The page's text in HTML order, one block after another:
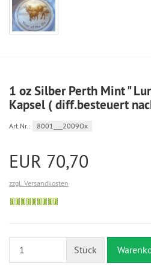
1 oz Silber Perth Mint "
Kapsel ( diff.besteuert
Art.Nr.: 8001___2009Ox
EUR 70,70
zzgl. Versandkosten
Stück